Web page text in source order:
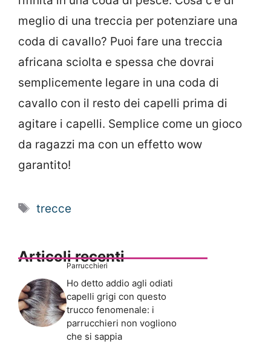
meglio di una treccia per potenziare una
coda di cavallo? Puoi fare una treccia
africana sciolta e spessa che dovrai
semplicemente legare in una coda di
cavallo con il resto dei capelli prima di
agitare i capelli. Semplice come un gioco
da ragazzi ma con un effetto wow
garantito!
Tag
trecce
Articoli recenti
Parrucchieri
Ho detto addio agli odiati
capelli grigi con questo
trucco fenomenale: i
parrucchieri non vogliono
che si sappia